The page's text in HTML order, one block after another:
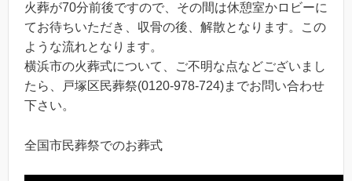
火葬が70分前後ですので、その間は休憩室かロビーに
てお待ちいただき、収骨の後、解散となります。この
ような流れとなります。
横浜市の火葬式について、ご不明な点などございまし
たら、戸塚区民葬祭(0120-978-724)までお問い合わせ
下さい。
全国市民葬祭でのお葬式